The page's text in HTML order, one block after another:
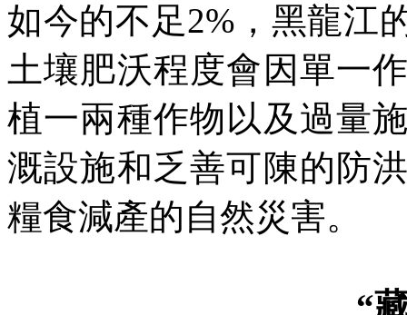
如今的不足2% ，黑龍江
土壤肥沃程度會因單一
植一兩種作物以及過量
溉設施和乏善可陳的防
糧食減產的自然災害。
“